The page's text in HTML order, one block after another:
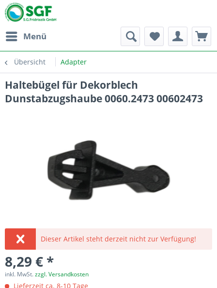
Menü
Übersicht Adapter
Haltebügel für Dekorblech
Dunstabzugshaube 0060.2473 00602473
Dieser Artikel steht derzeit nicht zur Verfügung!
8,29 € *
inkl. MwSt.zzgl. Versandkosten
Lieferzeit ca. 8-10 Tage